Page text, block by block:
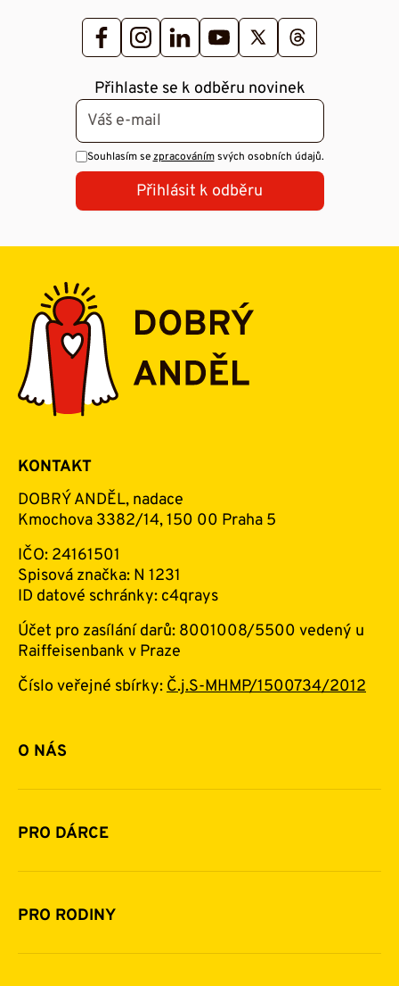
Přihlaste se k odběru novinek
Souhlasím sezpracovánímsvých osobních údajů.
Přihlásit k odběru
KONTAKT
DOBRÝ ANDĚL, nadace
Kmochova 3382/14, 150 00 Praha 5
IČO: 24161501
Spisová značka: N 1231
ID datové schránky: c4qrays
Účet pro zasílání darů: 8001008/5500 vedený u
Raiffeisenbank v Praze
Číslo veřejné sbírky:Č.j.S-MHMP/1500734/2012
O NÁS
Základní informace o nadaci
Historie a zakladatelé
Financování
Pomoc v číslech
PRO DÁRCE
Jak pomáhat
Daňová uznatelnost darů
Další možnosti pomoci
PRO RODINY
Komu a jak pomáháme